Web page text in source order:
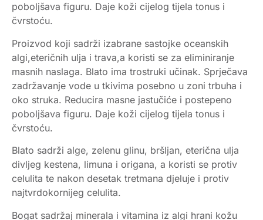
poboljšava figuru. Daje koži cijelog tijela tonus i
čvrstoću.
Proizvod koji sadrži izabrane sastojke oceanskih
algi,eteričnih ulja i trava,a koristi se za eliminiranje
masnih naslaga. Blato ima trostruki učinak. Sprječava
zadržavanje vode u tkivima posebno u zoni trbuha i
oko struka. Reducira masne jastučiće i postepeno
poboljšava figuru. Daje koži cijelog tijela tonus i
čvrstoću.
Blato sadrži alge, zelenu glinu, bršljan, eterična ulja
divljeg kestena, limuna i origana, a koristi se protiv
celulita te nakon desetak tretmana djeluje i protiv
najtvrdokornijeg celulita.
Bogat sadržaj minerala i vitamina iz algi hrani kožu